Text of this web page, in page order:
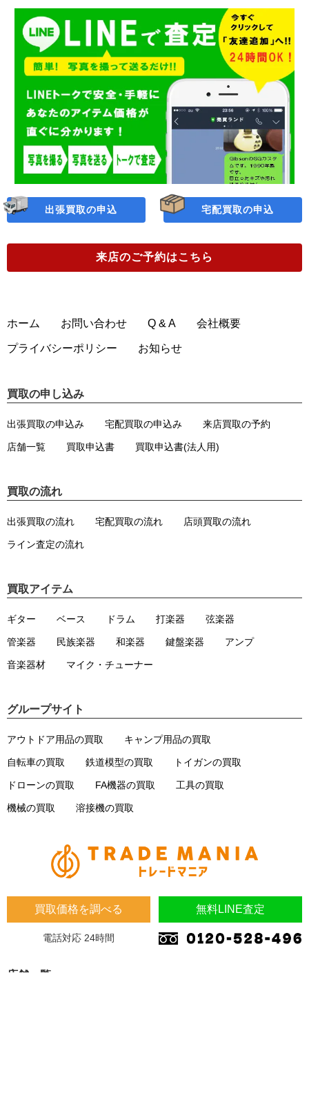
出張買取の申込 宅配買取の申込
来店のご予約はこちら
買取価格を調べる 無料LINE査定
電話対応 24時間
店舗一覧
ホーム お問い合わせ Q & A 会社概要
プライバシーポリシー お知らせ
買取の申し込み
出張買取の申込み 宅配買取の申込み 来店買取の予約
店舗一覧 買取申込書 買取申込書(法人用)
買取の流れ
出張買取の流れ 宅配買取の流れ 店頭買取の流れ
ライン査定の流れ
買取アイテム
ギター ベース ドラム 打楽器 弦楽器
管楽器 民族楽器 和楽器 鍵盤楽器 アンプ
音楽器材 マイク・チューナー
グループサイト
アウトドア用品の買取 キャンプ用品の買取
自転車の買取 鉄道模型の買取 トイガンの買取
ドローンの買取 FA機器の買取 工具の買取
機械の買取 溶接機の買取